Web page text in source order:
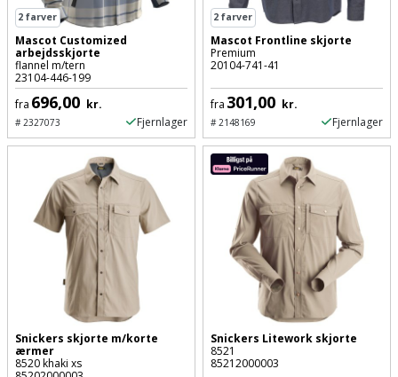
Tag
og
tagplader
Terrassebrædder
Terrasseopklodsning
Tråd
byggeri
Vinduer
Polsøger
Profilsaks
Reb
og
Renseservietter
og
Sækkelukker
Saks
Kantfræser
Kantlimer
Kantlimertilbehør
geringssav
Kerneboremaskine
Klammepistol
Klippeværktøj
Kombokit
Højtaler
Hylder
Jagt
og
Klæbesøm
Køkkenudstyr
2farver
Mascot Customized
arbejdsskjorte
flannel m/tern
23104-446-199
fra 696,00 kr.
#2327073 Fjernlager
2farver
Mascot Frontline skjorte
Premium
20104-741-41
fra 301,00 kr.
#2148169 Fjernlager
Snickers skjorte m/korte
ærmer
8520 khaki xs
Snickers Litework skjorte
8521
85212000003